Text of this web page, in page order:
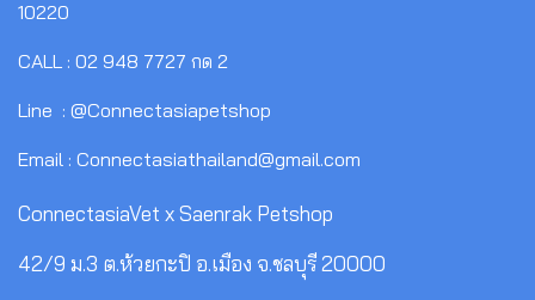
10220
CALL : 02 948 7727 กด 2
Line : @Connectasiapetshop
Email : Connectasiathailand@gmail.com
ConnectasiaVet x Saenrak Petshop
42/9 ม.3 ต.ห้วยกะปิ อ.เมือง จ.ชลบุรี 20000